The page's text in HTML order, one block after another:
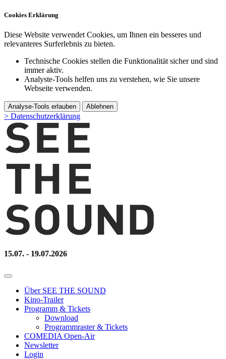
Cookies Erklärung
Diese Website verwendet Cookies, um Ihnen ein besseres und
relevanteres Surferlebnis zu bieten.
Technische Cookies stellen die Funktionalität sicher und sind
immer aktiv.
Analyste-Tools helfen uns zu verstehen, wie Sie unsere
Webseite verwenden.
Analyse-Tools erlauben Ablehnen
> Datenschutzerklärung
15.07. - 19.07.2026
Über SEE THE SOUND
Kino-Trailer
Programm & Tickets
Download
Programmraster & Tickets
COMEDIA Open-Air
Newsletter
Login